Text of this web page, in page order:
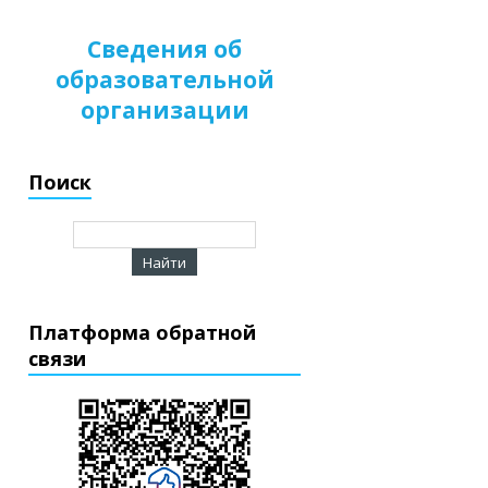
Сведения об
образовательной
организации
Поиск
Платформа обратной
связи